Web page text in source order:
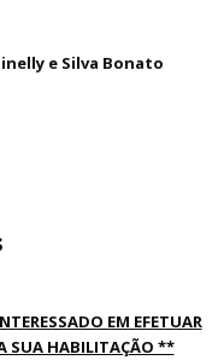
e Silva Bonato
EM EFETUAR
SUA HABILITAÇÃO **